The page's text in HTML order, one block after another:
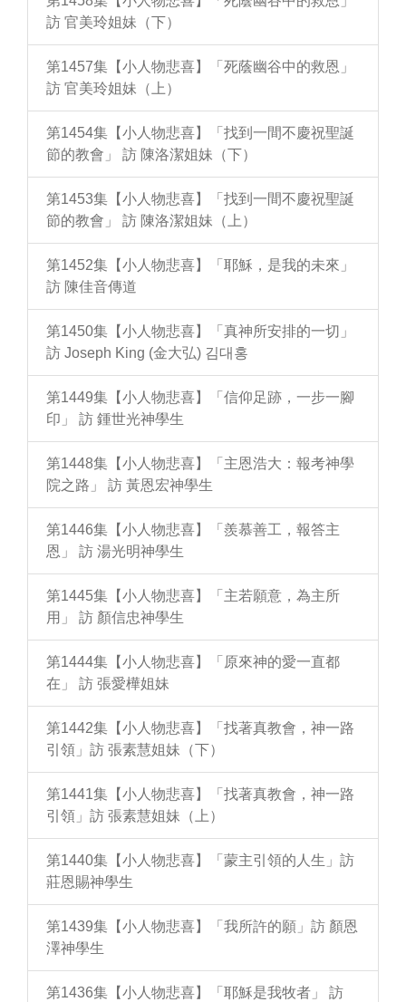
訪 官美玲姐妹（下）
第1457集【小人物悲喜】「死蔭幽谷中的救恩」
訪 官美玲姐妹（上）
第1454集【小人物悲喜】「找到一間不慶祝聖誕
節的教會」 訪 陳洛潔姐妹（下）
第1453集【小人物悲喜】「找到一間不慶祝聖誕
節的教會」 訪 陳洛潔姐妹（上）
第1452集【小人物悲喜】「耶穌，是我的未來」
訪 陳佳音傳道
第1450集【小人物悲喜】「真神所安排的一切」
訪 Joseph King (金大弘) 김대홍
第1449集【小人物悲喜】「信仰足跡，一步一腳
印」 訪 鍾世光神學生
第1448集【小人物悲喜】「主恩浩大：報考神學
院之路」 訪 黃恩宏神學生
第1446集【小人物悲喜】「羨慕善工，報答主
恩」 訪 湯光明神學生
第1445集【小人物悲喜】「主若願意，為主所
用」 訪 顏信忠神學生
第1444集【小人物悲喜】「原來神的愛一直都
在」 訪 張愛樺姐妹
第1442集【小人物悲喜】「找著真教會，神一路
引領」訪 張素慧姐妹（下）
第1441集【小人物悲喜】「找著真教會，神一路
引領」訪 張素慧姐妹（上）
第1440集【小人物悲喜】「蒙主引領的人生」訪
莊恩賜神學生
第1439集【小人物悲喜】「我所許的願」訪 顏恩
澤神學生
第1436集【小人物悲喜】「耶穌是我牧者」 訪